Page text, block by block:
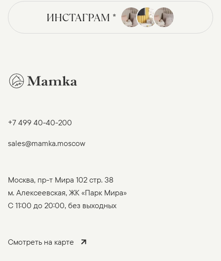
ИНСТАГРАМ *
+7 499 40-40-200
sales@mamka.moscow
Москва, пр-т Мира 102 стр. 38
м. Алексеевская, ЖК «Парк Мира»
C 11:00 до 20:00, без выходных
Смотреть на карте